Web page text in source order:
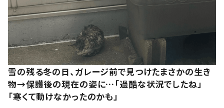
雪の残る冬の日、ガレージ前で見つけたまさかの生き
物→保護後の現在の姿に…「過酷な状況でしたね」
「寒くて動けなかったのかも」